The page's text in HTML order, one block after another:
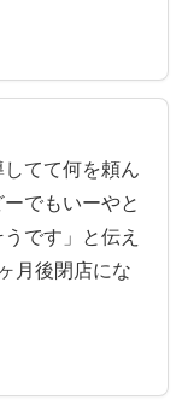
てて何を頼ん
でもいーやと
です」と伝え
月後閉店にな